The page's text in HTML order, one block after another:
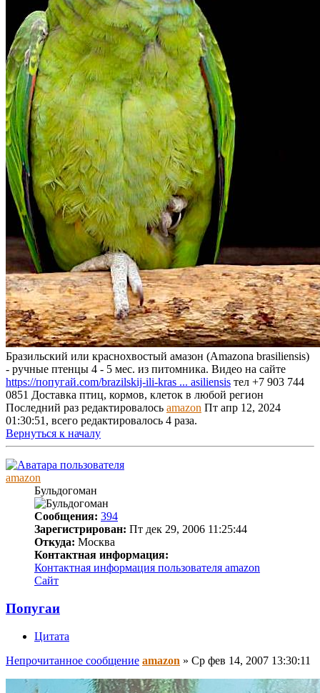
Бразильский или краснохвостый амазон (Amazona brasiliensis)
- ручные птенцы 4 - 5 мес. из питомника. Видео на сайте
https://попугай.com/brazilskij-ili-kras ... asiliensis тел +7 903 744
0851 Доставка птиц, кормов, клеток в любой регион
Последний раз редактировалось amazon Пт апр 12, 2024
01:30:51, всего редактировалось 4 раза.
Вернуться к началу
amazon
Бульдогоман
Сообщения: 394
Зарегистрирован: Пт дек 29, 2006 11:25:44
Откуда: Москва
Контактная информация:
Контактная информация пользователя amazon
Сайт
Попугаи
Цитата
Непрочитанное сообщение amazon » Ср фев 14, 2007 13:30:11